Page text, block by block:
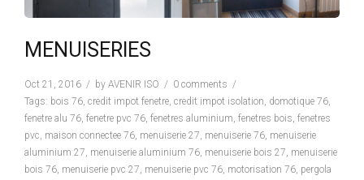
MENUISERIES
Oct 21, 2016 by AVENIR ISO
0 comments
Tags: bois 76, credit impot fenetre, credit impot isolation, domotique 76,
fenetre alu 76, fenetre pvc 76, fenetres aluminium, fenetres bois, fenetres
pvc, maison connectee 76, menuiserie 27, menuiserie 76, menuiserie
aluminium 27, menuiserie aluminium 76, menuiserie bois 27, menuiserie
bois 76, menuiserie pvc 27, menuiserie pvc 76, motorisation 76, pergola